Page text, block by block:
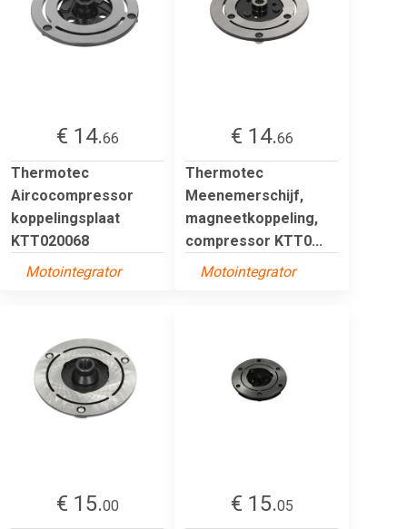
€ 14.66
Thermotec
Aircocompressor
koppelingsplaat
KTT020068
Motointegrator
€ 14.66
Thermotec
Meenemerschijf,
magneetkoppeling,
compressor KTT0...
Motointegrator
€ 15.00
€ 15.05